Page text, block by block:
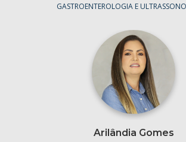
GASTROENTEROLOGIA E
Arilândia Gomes